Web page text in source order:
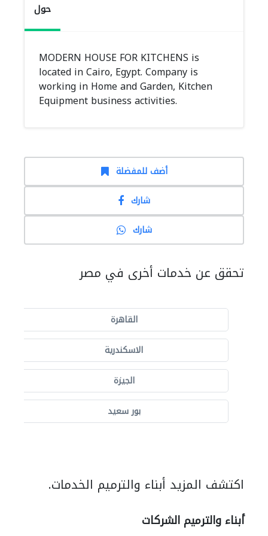
حول
MODERN HOUSE FOR KITCHENS is
located in Cairo, Egypt. Company is
working in Home and Garden, Kitchen
Equipment business activities.
أضف للمفضلة
شارك
شارك
تحقق عن خدمات أخرى في مصر
القاهرة
الاسكندرية
الجيزة
بور سعيد
اكتشف المزيد أبناء والترميم الخدمات.
أبناء والترميم الشركات